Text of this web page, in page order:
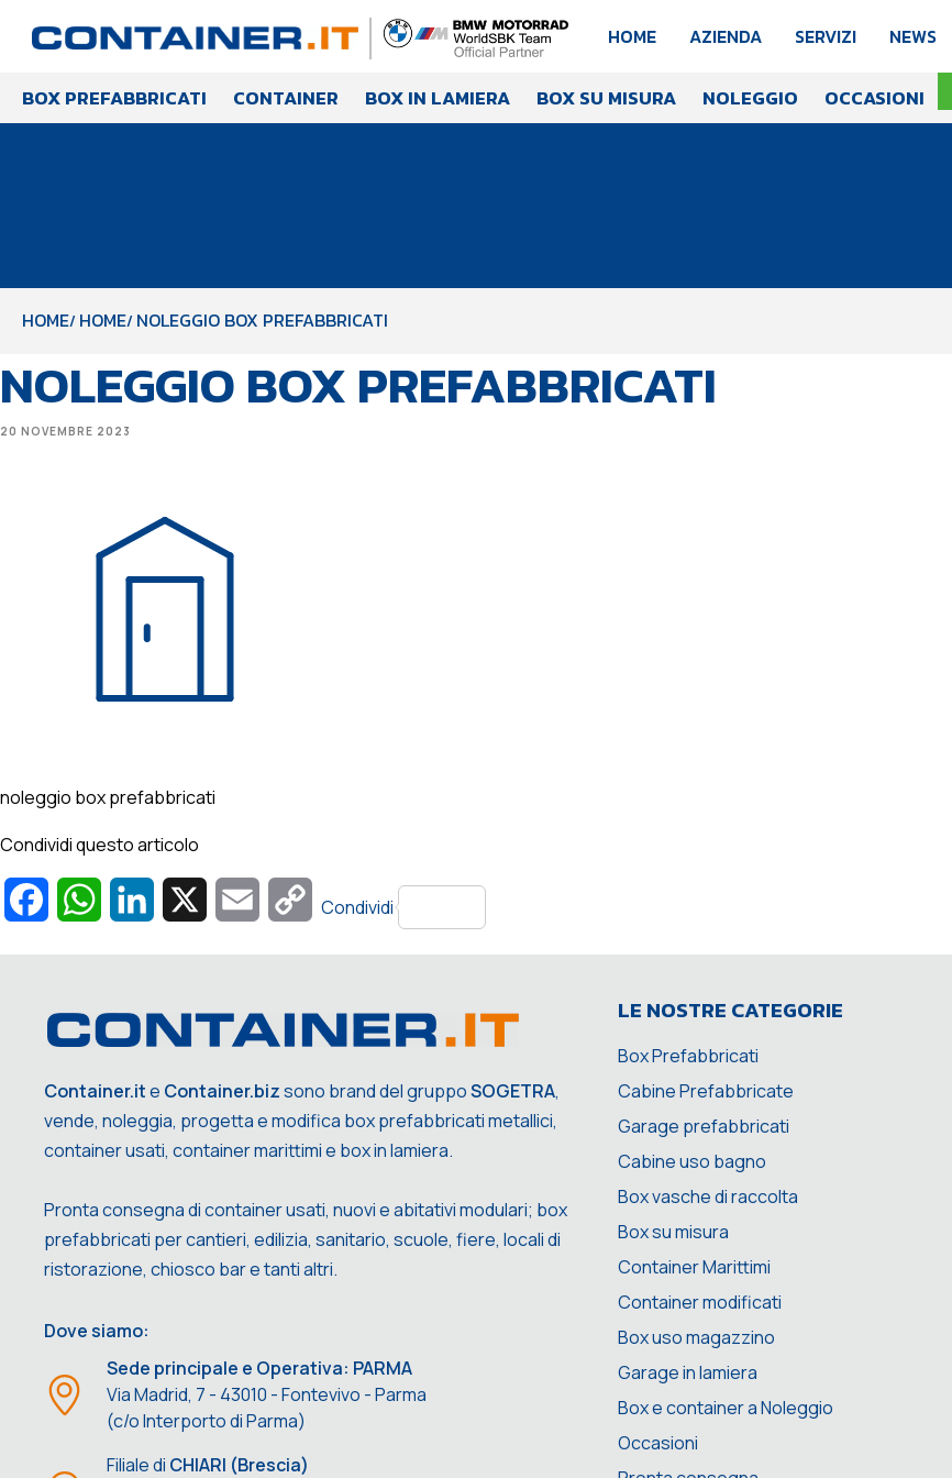
HOME AZIENDA SERVIZI NEWS
BOX PREFABBRICATI CONTAINER BOX IN LAMIERA BOX SU MISURA NOLEGGIO OCCASIONI
HOME HOME NOLEGGIO BOX PREFABBRICATI
NOLEGGIO BOX PREFABBRICATI
20 NOVEMBRE 2023
noleggio box prefabbricati
Condividi questo articolo
FacebookWhatsAppLinkedIn Email
Copy
Condividi
Container.ite Container.bizsono brand del gruppoSOGETRA,
vende, noleggia, progetta e modifica box prefabbricati metallici,
container usati, container marittimi e box in lamiera.
Pronta consegna di container usati, nuovi e abitativi modulari; box
prefabbricati per cantieri, edilizia, sanitario, scuole, fiere, locali di
ristorazione, chiosco bar e tanti altri.
Dove siamo:
Sede principale e Operativa: PARMA
Via Madrid, 7 - 43010 - Fontevivo - Parma
(c/o Interporto di Parma)
Filiale di CHIARI (Brescia)
LE NOSTRE CATEGORIE
Box Prefabbricati
Cabine Prefabbricate
Garage prefabbricati
Cabine uso bagno
Box vasche di raccolta
Box su misura
Container Marittimi
Container modificati
Box uso magazzino
Garage in lamiera
Box e container a Noleggio
Occasioni